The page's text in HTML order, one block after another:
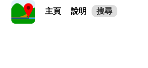
主頁 說明 搜尋